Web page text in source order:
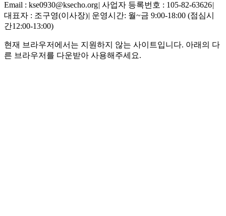
Email : kse0930@ksecho.org| 사업자 등록번호 : 105-82-63626|
대표자 : 조구영(이사장)| 운영시간: 월~금 9:00-18:00 (점심시
간12:00-13:00)
현재 브라우저에서는 지원하지 않는 사이트입니다. 아래의 다
른 브라우저를 다운받아 사용해주세요.